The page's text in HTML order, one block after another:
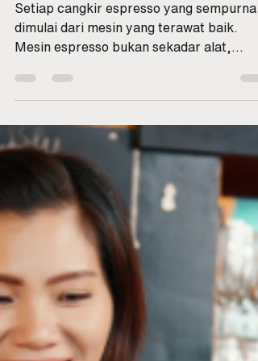
Danar Penulis
Oct 30, 2025
2 min read
Cara Merawat Mesin
Espresso agar Awet
Setiap cangkir espresso yang sempurna
dimulai dari mesin yang terawat baik.
Mesin espresso bukan sekadar alat,
melainkan jantung bisnis kopi menjaga
konsistensi rasa, kecepatan pelayanan,
dan kepuasan pelanggan. Namun, banyak
kafe gagal menjaga performa karena
perawatan yang diabaikan. Akibatnya:
tekanan air tidak stabil, suhu turun,
ekstraksi tidak merata, bahkan mesin
rusak dini. Perawatan bukan pilihan, tapi